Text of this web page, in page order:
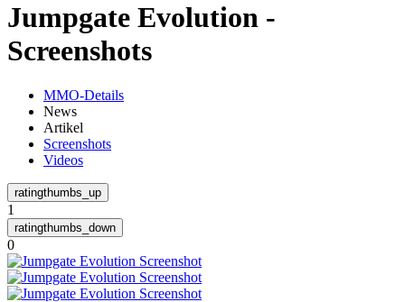
Jumpgate Evolution -
Screenshots
MMO-Details
News
Artikel
Screenshots
Videos
1
0